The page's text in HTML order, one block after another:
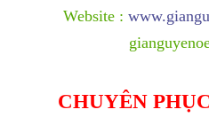
Website :
CHUYÊN